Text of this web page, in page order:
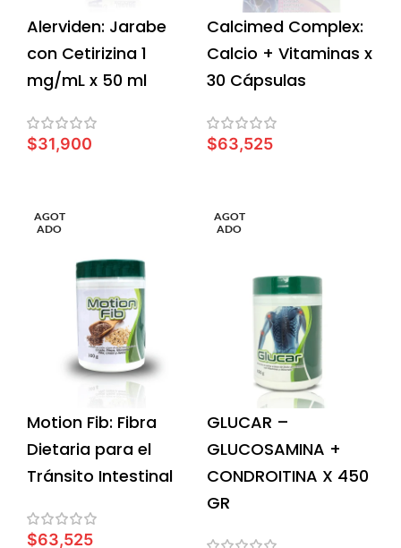
Alerviden: Jarabe
con Cetirizina 1
mg/mL x 50 ml
$31,900
Calcimed Complex:
Calcio + Vitaminas x
30 Cápsulas
$63,525
AGOT
ADO
Motion Fib: Fibra
Dietaria para el
Tránsito Intestinal
$63,525
AGOT
ADO
GLUCAR –
GLUCOSAMINA +
CONDROITINA X 450
GR